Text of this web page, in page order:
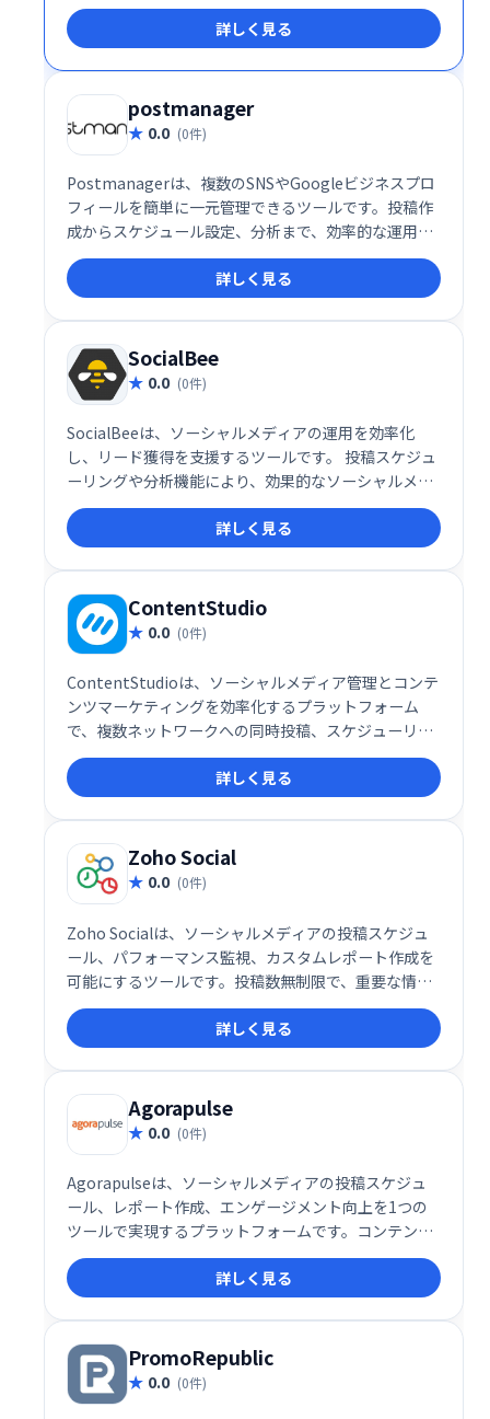
詳しく見る
postmanager
0.0 (0件)
Postmanagerは、複数のSNSやGoogleビジネスプロ
フィールを簡単に一元管理できるツールです。投稿作
成からスケジュール設定、分析まで、効率的な運用を
サポート。どなたでも手軽に、最適化されたSNS運用
を実現できます。
詳しく見る
SocialBee
0.0 (0件)
SocialBeeは、ソーシャルメディアの運用を効率化
し、リード獲得を支援するツールです。 投稿スケジュ
ーリングや分析機能により、効果的なソーシャルメデ
ィアマーケティングを実現します。 より多くの顧客を
獲得し、ビジネスを成長させるための強力なツールと
してご活用ください。
詳しく見る
ContentStudio
0.0 (0件)
ContentStudioは、ソーシャルメディア管理とコンテ
ンツマーケティングを効率化するプラットフォーム
で、複数ネットワークへの同時投稿、スケジューリン
グ、パフォーマンス分析などの機能を提供します。エ
ンゲージメント向上、ブランド認知拡大を支援し、効
率的なマーケティング戦略を実現します。
詳しく見る
Zoho Social
0.0 (0件)
Zoho Socialは、ソーシャルメディアの投稿スケジュ
ール、パフォーマンス監視、カスタムレポート作成を
可能にするツールです。投稿数無制限で、重要な情報
を常に把握し、分析に基づいた戦略立案を支援しま
す。ソーシャルメディアマーケティングの効率化と効
果最大化を実現します。
詳しく見る
Agorapulse
0.0 (0件)
Agorapulseは、ソーシャルメディアの投稿スケジュ
ール、レポート作成、エンゲージメント向上を1つの
ツールで実現するプラットフォームです。コンテンツ
を効率的に管理し、効果的なマーケティング戦略をサ
ポートします。フォロワーとの繋がりを深め、ビジネ
ス成長を促進しましょう。
詳しく見る
PromoRepublic
0.0 (0件)